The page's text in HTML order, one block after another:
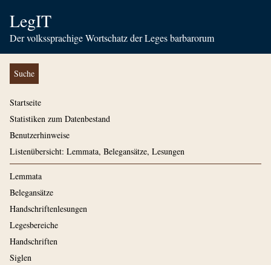
LegIT
Der volkssprachige Wortschatz der Leges barbarorum
Suche
Startseite
Statistiken zum Datenbestand
Benutzerhinweise
Listenübersicht: Lemmata, Belegansätze, Lesungen
Lemmata
Belegansätze
Handschriftenlesungen
Legesbereiche
Handschriften
Siglen